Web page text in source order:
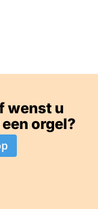
wenst u
orgel?